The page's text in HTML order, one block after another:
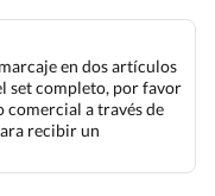
en dos artículos
set completo, por favor
a través de
recibir un